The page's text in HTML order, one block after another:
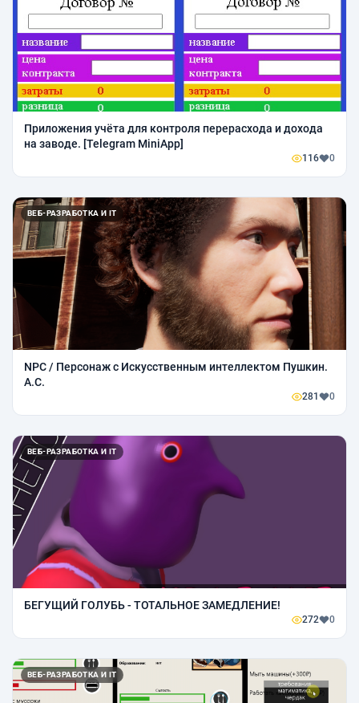
Приложения учёта для контроля перерасхода и дохода
на заводе. [Telegram MiniApp]
116 0
ВЕБ-РАЗРАБОТКА И IT
NPC / Персонаж с Искусственным интеллектом Пушкин.
А.С.
281 0
ВЕБ-РАЗРАБОТКА И IT
БЕГУЩИЙ ГОЛУБЬ - ТОТАЛЬНОЕ ЗАМЕДЛЕНИЕ!
272 0
ВЕБ-РАЗРАБОТКА И IT